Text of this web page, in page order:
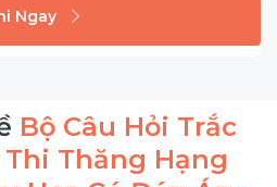
Ngay
Bộ Câu Hỏi Trắc
Thăng Hạng